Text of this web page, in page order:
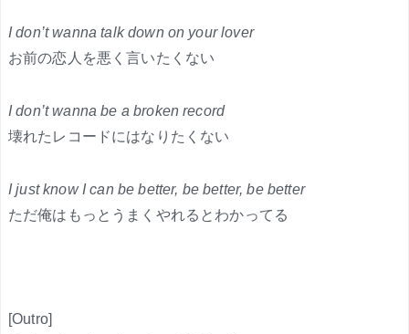
I don’t wanna talk down on your lover
お前の恋人を悪く言いたくない
I don’t wanna be a broken record
壊れたレコードにはなりたくない
I just know I can be better, be better, be better
ただ俺はもっとうまくやれるとわかってる
[Outro]